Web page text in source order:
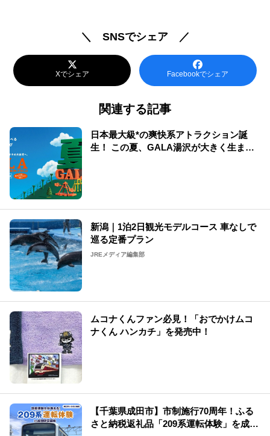
＼ SNSでシェア ／
Xでシェア Facebookでシェア
関連する記事
日本最大級*の爽快系アトラクション誕
生！ この夏、GALA湯沢が大きく生まれ
新潟｜1泊2日観光モデルコース 車なしで
巡る定番プラン
JREメディア編集部
ムコナくんファン必見！「おでかけムコ
ナくん ハンカチ」を発売中！
【千葉県成田市】市制施行70周年！ふる
さと納税返礼品「209系運転体験」を成田